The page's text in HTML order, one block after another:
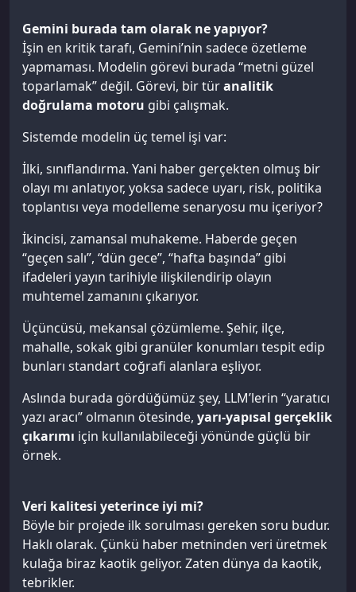
Gemini burada tam olarak ne yapıyor?
İşin en kritik tarafı, Gemini’nin sadece özetleme
yapmaması. Modelin görevi burada “metni güzel
toparlamak” değil. Görevi, bir türanalitik
doğrulama motoru gibi çalışmak.
Sistemde modelin üç temel işi var:
İlki, sınıflandırma. Yani haber gerçekten olmuş bir
olayı mı anlatıyor, yoksa sadece uyarı, risk, politika
toplantısı veya modelleme senaryosu mu içeriyor?
İkincisi, zamansal muhakeme. Haberde geçen
“geçen salı”, “dün gece”, “hafta başında” gibi
ifadeleri yayın tarihiyle ilişkilendirip olayın
muhtemel zamanını çıkarıyor.
Üçüncüsü, mekansal çözümleme. Şehir, ilçe,
mahalle, sokak gibi granüler konumları tespit edip
bunları standart coğrafi alanlara eşliyor.
Aslında burada gördüğümüz şey, LLM’lerin “yaratıcı
yazı aracı” olmanın ötesinde, yarı-yapısal gerçeklik
çıkarımı için kullanılabileceği yönünde güçlü bir
örnek.
Veri kalitesi yeterince iyi mi?
Böyle bir projede ilk sorulması gereken soru budur.
Haklı olarak. Çünkü haber metninden veri üretmek
kulağa biraz kaotik geliyor. Zaten dünya da kaotik,
tebrikler.